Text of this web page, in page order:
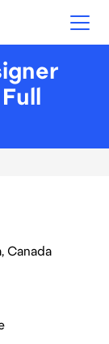
Canada